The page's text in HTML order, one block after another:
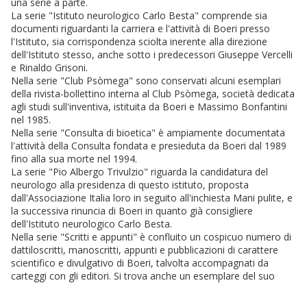
La serie "Istituto neurologico Carlo Besta" comprende sia
documenti riguardanti la carriera e l'attività di Boeri presso
l'Istituto, sia corrispondenza sciolta inerente alla direzione
dell'Istituto stesso, anche sotto i predecessori Giuseppe Vercelli
e Rinaldo Grisoni.
Nella serie "Club Psòmega" sono conservati alcuni esemplari
della rivista-bollettino interna al Club Psòmega, società dedicata
agli studi sull'inventiva, istituita da Boeri e Massimo Bonfantini
nel 1985.
Nella serie "Consulta di bioetica" è ampiamente documentata
l'attività della Consulta fondata e presieduta da Boeri dal 1989
fino alla sua morte nel 1994.
La serie "Pio Albergo Trivulzio" riguarda la candidatura del
neurologo alla presidenza di questo istituto, proposta
dall'Associazione Italia loro in seguito all'inchiesta Mani pulite, e
la successiva rinuncia di Boeri in quanto già consigliere
dell'Istituto neurologico Carlo Besta.
Nella serie "Scritti e appunti" è confluito un cospicuo numero di
dattiloscritti, manoscritti, appunti e pubblicazioni di carattere
scientifico e divulgativo di Boeri, talvolta accompagnati da
carteggi con gli editori. Si trova anche un esemplare del suo